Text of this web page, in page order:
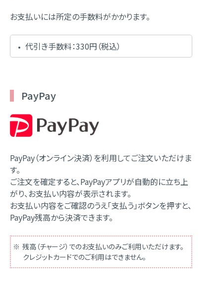
お支払いには所定の手数料がかかります。
代引き手数料：330円（税込）
PayPay
PayPay（オンライン決済）を利用してご注文いただけま
す。
ご注文を確定すると、PayPayアプリが自動的に立ち上
がり、お支払い内容が表示されます。
お支払い内容をご確認のうえ「支払う」ボタンを押すと、
PayPay残高から決済できます。
残高（チャージ）でのお支払いのみご利用いただけます。
クレジットカードでのご利用はできません。